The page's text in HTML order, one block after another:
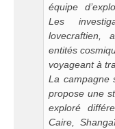
équipe
Les
lovecraftien,
entités
voyageant à
La campagne
propose une
exploré
Caire,